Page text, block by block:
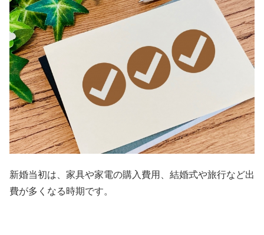
新婚当初は、家具や家電の購入費用、結婚式や旅行など出
費が多くなる時期です。